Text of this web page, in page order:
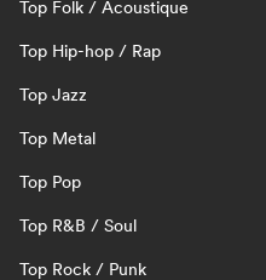
Top Folk / Acoustique
Top Hip-hop / Rap
Top Jazz
Top Metal
Top Pop
Top R&B / Soul
Top Rock / Punk